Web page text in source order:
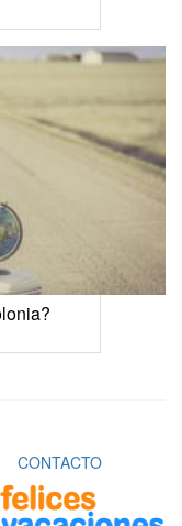
CONTACTO